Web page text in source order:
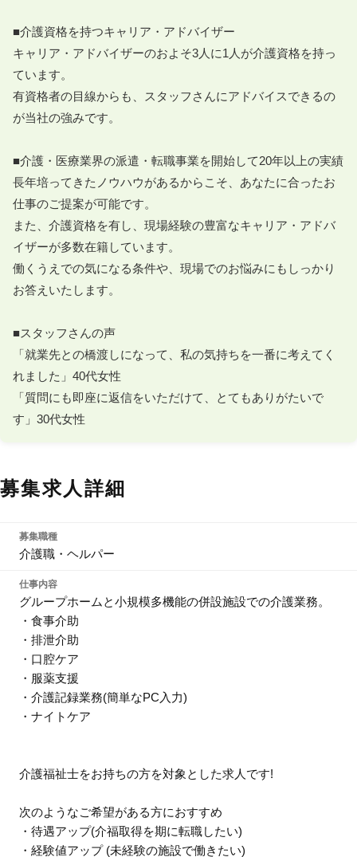
■介護資格を持つキャリア・アドバイザー
キャリア・アドバイザーのおよそ3人に1人が介護資格を持っ
ています。
有資格者の目線からも、スタッフさんにアドバイスできるの
が当社の強みです。
■介護・医療業界の派遣・転職事業を開始して20年以上の実績
長年培ってきたノウハウがあるからこそ、あなたに合ったお
仕事のご提案が可能です。
また、介護資格を有し、現場経験の豊富なキャリア・アドバ
イザーが多数在籍しています。
働くうえでの気になる条件や、現場でのお悩みにもしっかり
お答えいたします。
■スタッフさんの声
「就業先との橋渡しになって、私の気持ちを一番に考えてく
れました」40代女性
「質問にも即座に返信をいただけて、とてもありがたいで
す」30代女性
募集求人詳細
募集職種
介護職・ヘルパー
仕事内容
グループホームと小規模多機能の併設施設での介護業務。
・食事介助
・排泄介助
・口腔ケア
・服薬支援
・介護記録業務(簡単なPC入力)
・ナイトケア
介護福祉士をお持ちの方を対象とした求人です!
次のようなご希望がある方におすすめ
・待遇アップ(介福取得を期に転職したい)
・経験値アップ (未経験の施設で働きたい)